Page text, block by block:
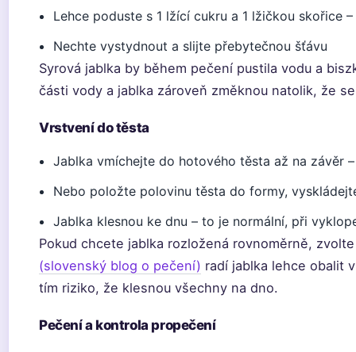
Lehce poduste s 1 lžící cukru a 1 lžičkou skořice
Nechte vystydnout a slijte přebytečnou šťávu
Syrová jablka by během pečení pustila vodu a
části vody a jablka zároveň změknou natolik, že
Vrstvení do těsta
Jablka vmíchejte do hotového těsta až na závěr
Nebo položte polovinu těsta do formy,
Jablka klesnou ke dnu – to je normální, při
Pokud chcete jablka rozložená rovnoměrně,
(slovenský blog o pečení) radí jablka lehce obalit
tím riziko, že klesnou všechny na dno.
Pečení a kontrola propečení